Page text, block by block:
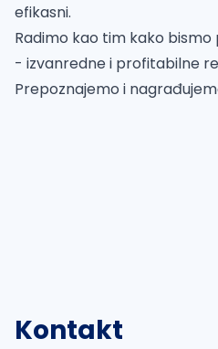
efikasni.
Radimo kao tim kako bismo
- izvanredne i profitabilne
Prepoznajemo i
Kontakt